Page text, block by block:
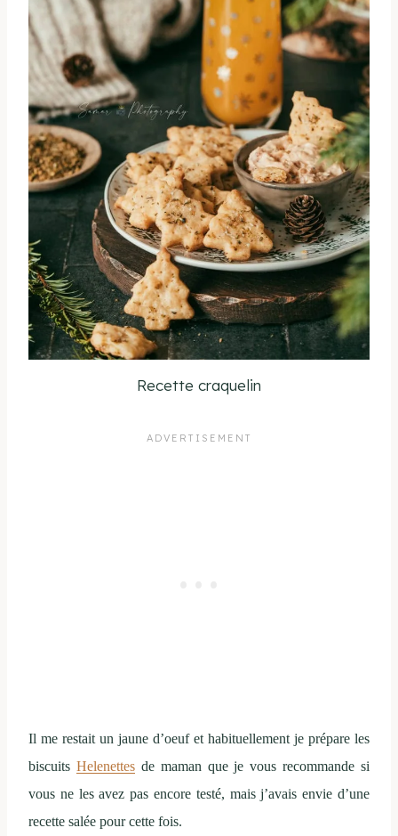
Recette craquelin
Il me restait un jaune d’oeuf et habituellement je prépare les
biscuits Helenettesde maman que je vous recommande si
vous ne les avez pas encore testé, mais j’avais envie d’une
recette salée pour cette fois.